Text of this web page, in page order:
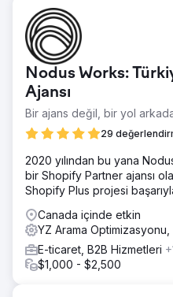
Nodus Works:
Ajansı
Bir ajans değil, bir yol
29
2020 yılından bu yana
bir Shopify Partner ajansı
Shopify Plus projesi
Canada içinde etkin
YZ Arama Optimizasyonu,
E-ticaret, B2B Hizmetleri
$1,000 - $2,500